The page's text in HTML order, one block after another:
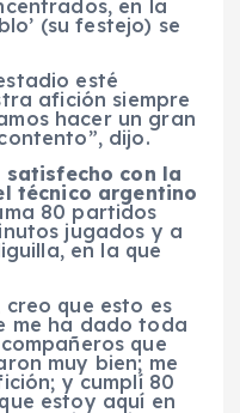
en la
(su festejo) se
esté
afición siempre
hacer un gran
dijo.
satisfecho con la
técnico argentino
80 partidos
jugados y a
en la que
que esto es
me ha dado toda
que
muy bien; me
y cumplí 80
estoy aquí en